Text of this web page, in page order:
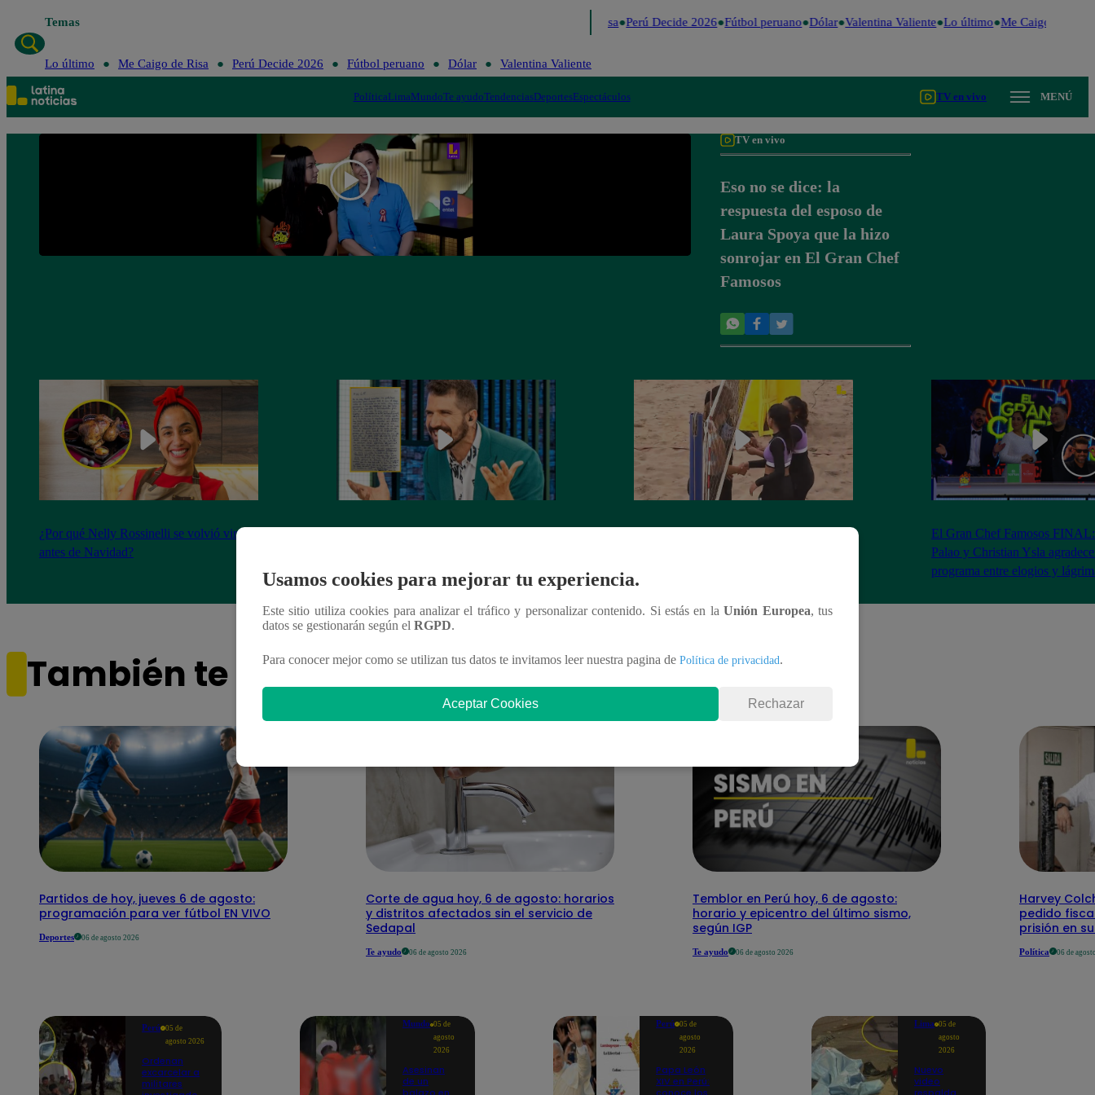
Temas Me Caigo de Risa Perú Decide 2026 Fútbol peruano Dólar Valentina Valiente Lo último Me Caigo de Risa
Lo último Me Caigo de Risa Perú Decide 2026 Fútbol peruano Dólar Valentina Valiente
PolíticaLimaMundoTe ayudoTendenciasDeportesEspectáculos TV en vivo MENÚ
TV en vivo
Eso no se dice: la
respuesta del esposo de
Laura Spoya que la hizo
sonrojar en El Gran Chef
Famosos
¿Por qué Nelly Rossinelli se volvió viral
antes de Navidad?
El Gran Chef Famosos
Palao y Christian Ysla
programa entre elogios y
También te puede interesar
Partidos de hoy, jueves 6 de agosto:
programación para ver fútbol EN VIVO
Deportes 06 de agosto 2026
Corte de agua hoy, 6 de agosto: horarios
y distritos afectados sin el servicio de
Sedapal
Te ayudo 06 de agosto 2026
Temblor en Perú hoy, 6 de agosto:
horario y epicentro del último sismo,
según IGP
Te ayudo 06 de agosto 2026
Harvey
pedido
prisión en
Política 06 de
Perú
05 de
agosto 2026
Ordenan
excarcelar a
militares
Mundo 05 de
agosto
2026
Asesinan
de un
Perú 05 de
agosto
2026
Papa León
XIV en Perú:
Lima 05 de
agosto
2026
Nuevo
video
Usamos cookies para mejorar tu experiencia.
Este sitio utiliza cookies para analizar el tráfico y personalizar contenido. Si estás en laUnión Europea, tus
datos se gestionarán según el RGPD.
Para conocer mejor como se utilizan tus datos te invitamos leer nuestra pagina de Política de privacidad.
Aceptar Cookies Rechazar